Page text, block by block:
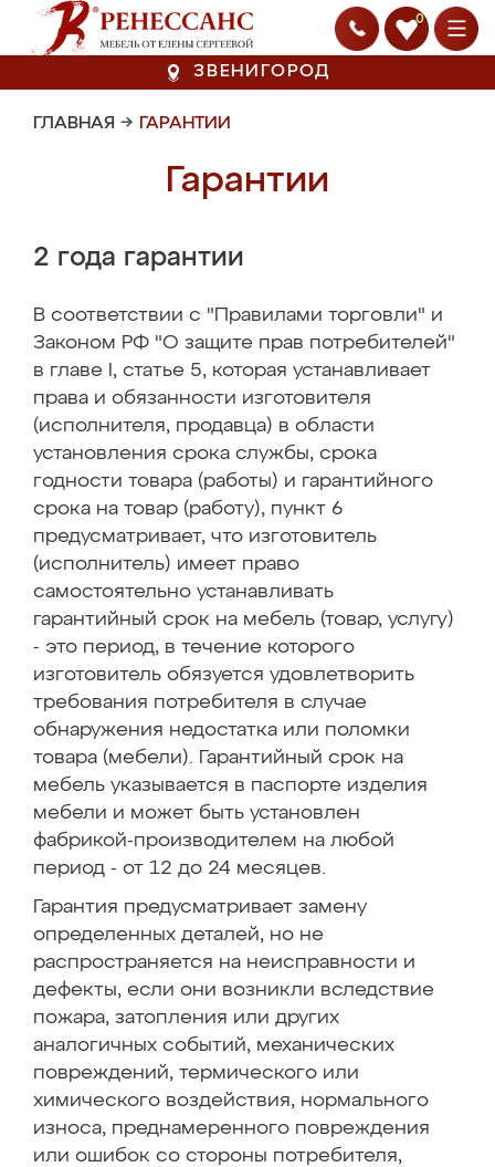
0
ЗВЕНИГОРОД
ГЛАВНАЯ → ГАРАНТИИ
Гарантии
2 года гарантии
В соответствии с "Правилами торговли" и
Законом РФ "О защите прав потребителей"
в главе I, статье 5, которая устанавливает
права и обязанности изготовителя
(исполнителя, продавца) в области
установления срока службы, срока
годности товара (работы) и гарантийного
срока на товар (работу), пункт 6
предусматривает, что изготовитель
(исполнитель) имеет право
самостоятельно устанавливать
гарантийный срок на мебель (товар, услугу)
- это период, в течение которого
изготовитель обязуется удовлетворить
требования потребителя в случае
обнаружения недостатка или поломки
товара (мебели). Гарантийный срок на
мебель указывается в паспорте изделия
мебели и может быть установлен
фабрикой-производителем на любой
период - от 12 до 24 месяцев.
Гарантия предусматривает замену
определенных деталей, но не
распространяется на неисправности и
дефекты, если они возникли вследствие
пожара, затопления или других
аналогичных событий, механических
повреждений, термического или
химического воздействия, нормального
износа, преднамеренного повреждения
или ошибок со стороны потребителя,